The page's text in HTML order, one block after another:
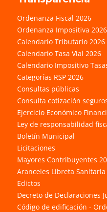
Ordenanza Fiscal 2026
Ordenanza Impositiva 2026
Calendario Tributario 2026
Calendario Tasa Vial 2026
Calendario Impositivo
Categorías RSP 2026
Consultas públicas
Consulta cotización
Ejercicio Económico
Ley de responsabilidad
Boletín Municipal
Licitaciones
Mayores Contribuyentes
Aranceles Libreta Sanitaria
Edictos
Decreto de Declaraciones
Código de edificación -